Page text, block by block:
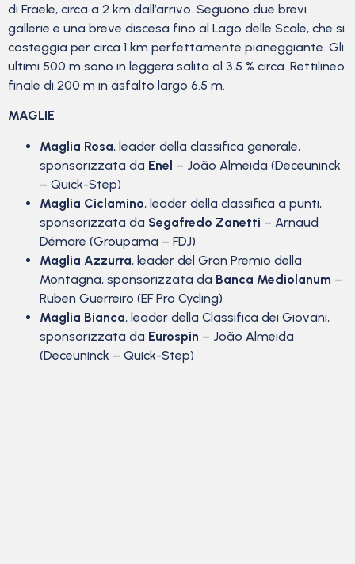
di Fraele, circa a 2 km dall’arrivo. Seguono due brevi
gallerie e una breve discesa fino al Lago delle Scale, che si
costeggia per circa 1 km perfettamente pianeggiante. Gli
ultimi 500 m sono in leggera salita al 3.5 % circa. Rettilineo
finale di 200 m in asfalto largo 6.5 m.
MAGLIE
Maglia Rosa, leader della classifica generale,
sponsorizzata da Enel – João Almeida (Deceuninck
– Quick-Step)
Maglia Ciclamino, leader della classifica a punti,
sponsorizzata da Segafredo Zanetti – Arnaud
Démare (Groupama – FDJ)
Maglia Azzurra, leader del Gran Premio della
Montagna, sponsorizzata da Banca Mediolanum –
Ruben Guerreiro (EF Pro Cycling)
Maglia Bianca, leader della Classifica dei Giovani,
sponsorizzata da Eurospin – João Almeida
(Deceuninck – Quick-Step)